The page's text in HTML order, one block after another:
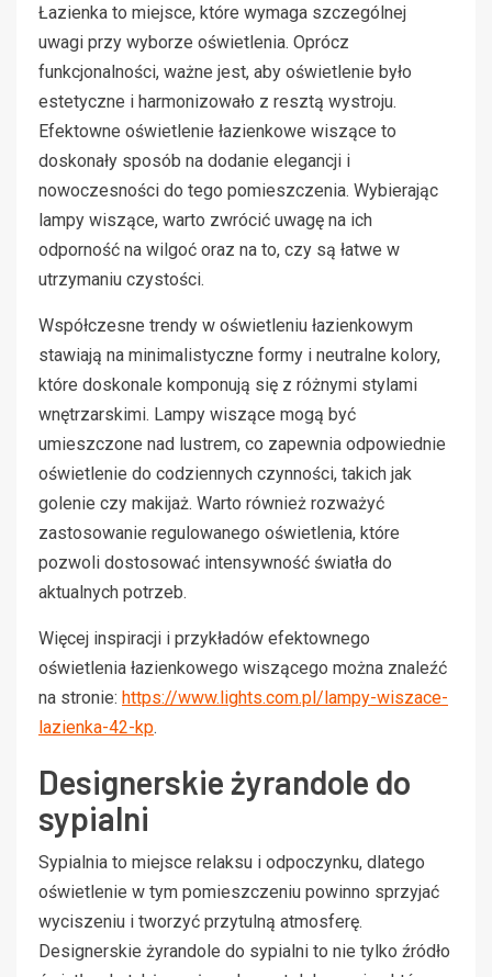
Łazienka to miejsce, które wymaga szczególnej
uwagi przy wyborze oświetlenia. Oprócz
funkcjonalności, ważne jest, aby oświetlenie było
estetyczne i harmonizowało z resztą wystroju.
Efektowne oświetlenie łazienkowe wiszące to
doskonały sposób na dodanie elegancji i
nowoczesności do tego pomieszczenia. Wybierając
lampy wiszące, warto zwrócić uwagę na ich
odporność na wilgoć oraz na to, czy są łatwe w
utrzymaniu czystości.
Współczesne trendy w oświetleniu łazienkowym
stawiają na minimalistyczne formy i neutralne kolory,
które doskonale komponują się z różnymi stylami
wnętrzarskimi. Lampy wiszące mogą być
umieszczone nad lustrem, co zapewnia odpowiednie
oświetlenie do codziennych czynności, takich jak
golenie czy makijaż. Warto również rozważyć
zastosowanie regulowanego oświetlenia, które
pozwoli dostosować intensywność światła do
aktualnych potrzeb.
Więcej inspiracji i przykładów efektownego
oświetlenia łazienkowego wiszącego można znaleźć
na stronie: https://www.lights.com.pl/lampy-wiszace-
lazienka-42-kp.
Designerskie żyrandole do
sypialni
Sypialnia to miejsce relaksu i odpoczynku, dlatego
oświetlenie w tym pomieszczeniu powinno sprzyjać
wyciszeniu i tworzyć przytulną atmosferę.
Designerskie żyrandole do sypialni to nie tylko źródło